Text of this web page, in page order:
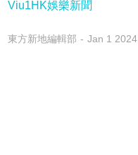
Viu1HK娛樂新聞
東方新地編輯部 Jan 1 2024